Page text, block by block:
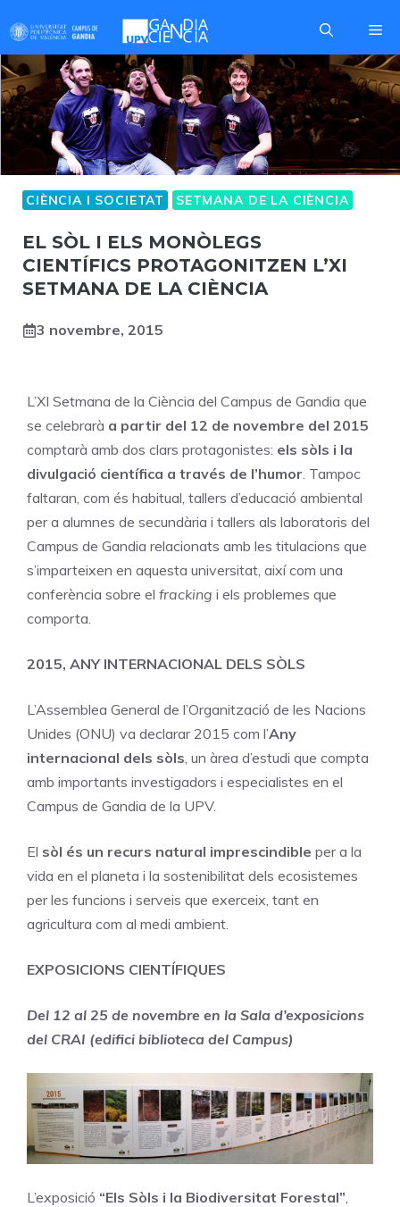
to
content
CIÈNCIA I SOCIETAT SETMANA DE LA CIÈNCIA
EL SÒL I ELS MONÒLEGS
CIENTÍFICS PROTAGONITZEN L’XI
SETMANA DE LA CIÈNCIA
3 novembre, 2015
L’XI Setmana de la Ciència del Campus de Gandia que
se celebrarà a partir del 12 de novembre del 2015
comptarà amb dos clars protagonistes: els sòls i la
divulgació científica a través de l’humor . Tampoc
faltaran, com és habitual, tallers d’educació ambiental
per a alumnes de secundària i tallers als laboratoris del
Campus de Gandia relacionats amb les titulacions que
s’imparteixen en aquesta universitat, així com una
conferència sobre el fracking i els problemes que
comporta.
2015, ANY INTERNACIONAL DELS SÒLS
L’Assemblea General de l’Organització de les Nacions
Unides (ONU) va declarar 2015 com l’Any
internacional dels sòls , un àrea d’estudi que compta
amb importants investigadors i especialistes en el
Campus de Gandia de la UPV.
El sòl és un recurs natural imprescindible per a la
vida en el planeta i la sostenibilitat dels ecosistemes
per les funcions i serveis que exerceix, tant en
agricultura com al medi ambient.
EXPOSICIONS CIENTÍFIQUES
Del 12 al 25 de novembre en la Sala d’exposicions
del CRAI (edifici biblioteca del Campus)
L’exposició “Els Sòls i la Biodiversitat Forestal”